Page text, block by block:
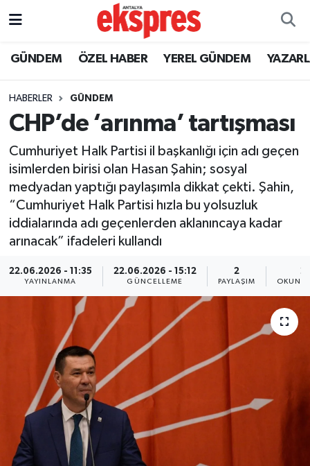
GÜNDEM ÖZEL HABER YEREL GÜNDEM
HABERLER GÜNDEM
CHP’de ‘arınma’ tartışması
Cumhuriyet Halk Partisi il başkanlığı için adı geçen
isimlerden birisi olan Hasan Şahin; sosyal
medyadan yaptığı paylaşımla dikkat çekti. Şahin,
“Cumhuriyet Halk Partisi hızla bu yolsuzluk
iddialarında adı geçenlerden aklanıncaya kadar
arınacak” ifadeleri kullandı
22.06.2026 - 11:35
YAYINLANMA
22.06.2026 - 15:12
GÜNCELLEME
2
PAYLAŞIM
2
ÖZEL HABER
YEREL GÜNDEM
EKONOMİ
KÜLTÜR - SANAT
SPOR
SİYASET
SAĞLIK
DÜNYA
EĞİTİM
TURİZM
RÖPORTAJ
Nöbetçi Eczaneler
Trafik Durumu
Süper Lig Puan Durumu ve Fikstür
Tüm Manşetler
Son Dakika Haberleri
Haber Arşivi